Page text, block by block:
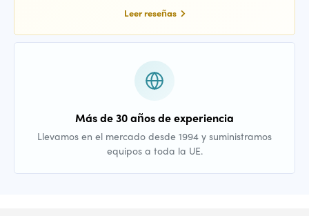
Leer reseñas
Más de 30 años de experiencia
Llevamos en el mercado desde 1994 y suministramos
equipos a toda la UE.